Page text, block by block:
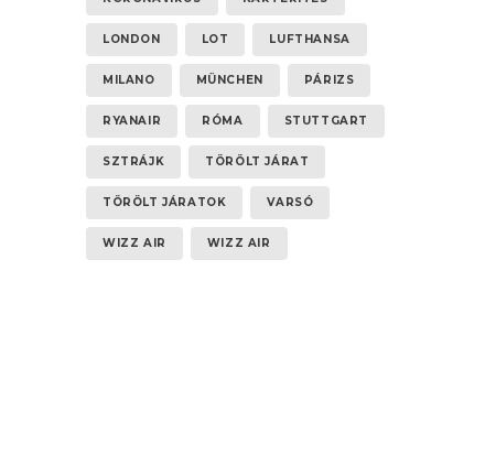
LONDON LOT LUFTHANSA
MILANO MÜNCHEN PÁRIZS
RYANAIR RÓMA STUTTGART
SZTRÁJK TÖRÖLT JÁRAT
TÖRÖLT JÁRATOK VARSÓ
WIZZ AIR WIZZ AIR